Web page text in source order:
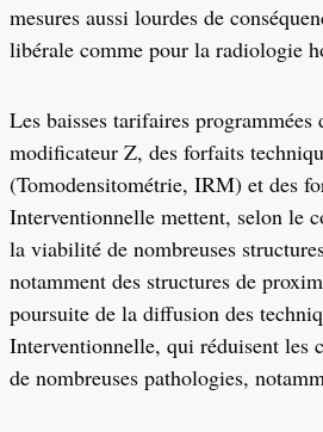
mesures aussi lourdes de
libérale comme pour la radiologie
Les baisses tarifaires programmées
modificateur Z, des forfaits
(Tomodensitométrie, IRM) et des
Interventionnelle mettent, selon le
la viabilité de nombreuses
notamment des structures de
poursuite de la diffusion des
Interventionnelle, qui réduisent les
de nombreuses pathologies,